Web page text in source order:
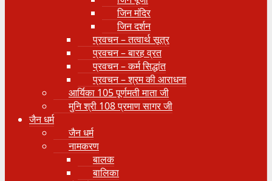
जिन मंदिर
जिन दर्शन
प्रवचन – तत्वार्थ सूत्र
प्रवचन – बारह व्रत
प्रवचन – कर्म सिद्धांत
प्रवचन – श्रम की आराधना
आर्यिका 105 पूर्णमती माता जी
मुनि श्री 108 प्रमाण सागर जी
जैन धर्म
जैन धर्म
नामकरण
बालक
बालिका